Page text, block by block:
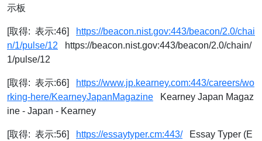
示板
[取得: 表示:46]
https://beacon.nist.gov:443/beacon/2.0/chai
n/1/pulse/12 https://beacon.nist.gov:443/beacon/2.0/chain/
1/pulse/12
[取得: 表示:66]
https://www.jp.kearney.com:443/careers/wo
rking-here/KearneyJapanMagazine Kearney Japan Magaz
ine - Japan - Kearney
[取得: 表示:56] https://essaytyper.cm:443/Essay Typer (E